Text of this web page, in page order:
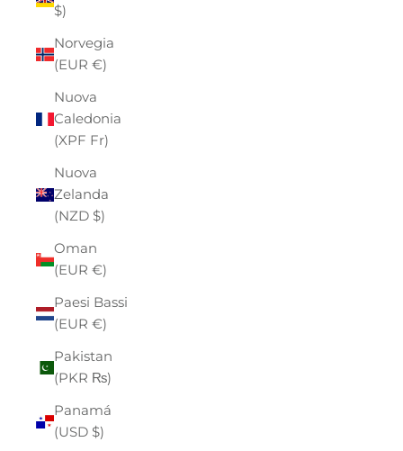
$)
Norvegia
(EUR €)
Nuova
Caledonia
(XPF Fr)
Nuova
Zelanda
(NZD $)
Oman
(EUR €)
Paesi Bassi
(EUR €)
Pakistan
(PKR ₨)
Panamá
(USD $)